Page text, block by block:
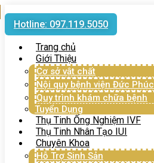
Hotline: 097.119.5050
Trang chủ
Giới Thiệu
Cơ sở vật chất
Nội quy bệnh viện Đức Phúc
Quy trình khám chữa bệnh
Tuyển Dụng
Thụ Tinh Ống Nghiệm IVF
Thụ Tinh Nhân Tạo IUI
Chuyên Khoa
Hỗ Trợ Sinh Sản